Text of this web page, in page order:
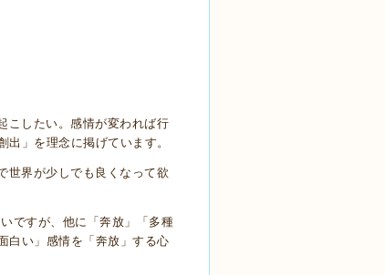
こしたい。感情が変われば行
出」を理念に掲げています。
世界が少しでも良くなって欲
ですが、他に「奔放」「多種
白い」感情を「奔放」する心